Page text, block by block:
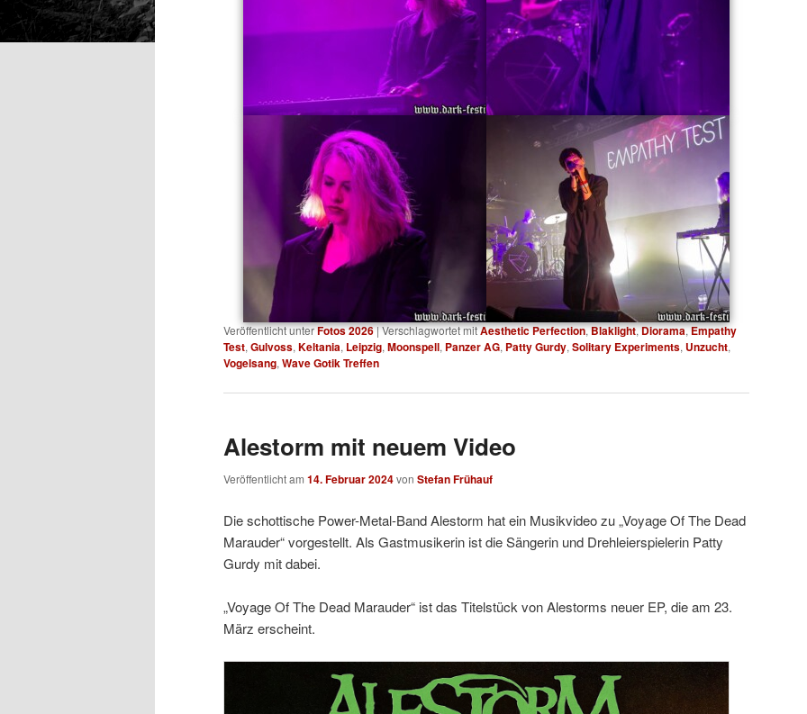
Veröffentlicht unterFotos 2026|Verschlagwortet mitAesthetic Perfection,Blaklight,Diorama,Empathy
Test, Gulvoss, Keltania, Leipzig, Moonspell, Panzer AG, Patty Gurdy, Solitary Experiments, Unzucht,
Vogelsang, Wave Gotik Treffen
Alestorm mit neuem Video
Veröffentlicht am 14. Februar 2024von Stefan Frühauf
Die schottische Power-Metal-Band Alestorm hat ein Musikvideo zu „Voyage Of The Dead
Marauder“ vorgestellt. Als Gastmusikerin ist die Sängerin und Drehleierspielerin Patty
Gurdy mit dabei.
„Voyage Of The Dead Marauder“ ist das Titelstück von Alestorms neuer EP, die am 23.
März erscheint.